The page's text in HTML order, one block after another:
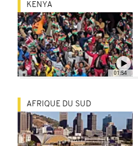
01:54
KENYA
AFRIQUE DU SUD